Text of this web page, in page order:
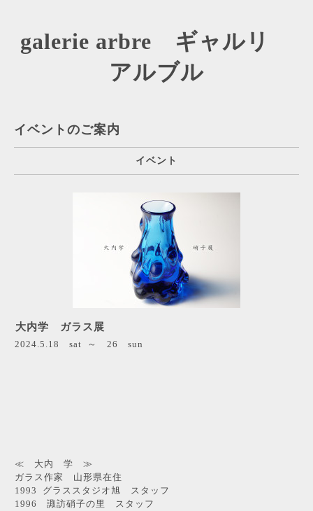
galerie arbre ギャルリ
アルブル
イベントのご案内
イベント
大内学 ガラス展
2024.5.18 sat ～ 26 sun
≪ 大内 学 ≫
ガラス作家 山形県在住
1993 グラススタジオ旭 スタッフ
1996 諏訪硝子の里 スタッフ